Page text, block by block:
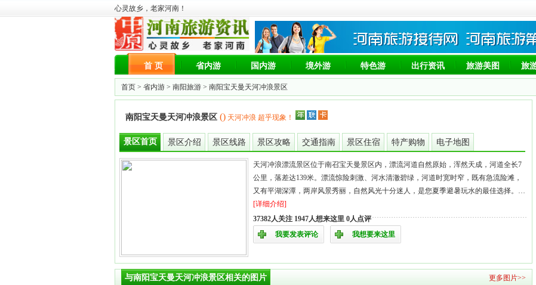
心灵故乡，老家河南！
首 页 省内游 国内游 境外游 特色游 出行资讯 旅游美图 旅
首页 > 省内游 > 南阳旅游 > 南阳宝天曼天河冲浪景区
南阳宝天曼天河冲浪景区 () 天河冲浪 超乎现象！
景区首页 景区介绍 景区线路 景区攻略 交通指南 景区住宿 特产购物 电子地图
天河冲浪漂流景区位于南召宝天曼景区内，漂流河道自然原始，浑然天成，河道全长7
公里，落差达139米。漂流惊险刺激、河水清澈碧绿，河道时宽时窄，既有急流险滩，
又有平湖深潭，两岸风景秀丽，自然风光十分迷人，是您夏季避暑玩水的最佳选择。…
[详细介绍]
37382人关注 1947人想来这里 0人点评
我要发表评论
我想要来这里
与南阳宝天曼天河冲浪景区相关的图片 更多图片>>